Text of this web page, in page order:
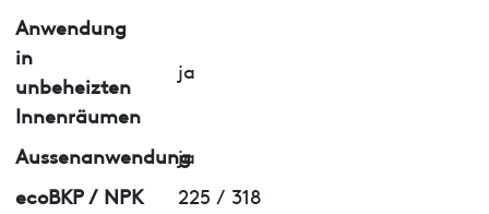
Anwendung
in
unbeheizten
Innenräumen
ja
Aussenanwendung
ja
ecoBKP / NPK
225 / 318